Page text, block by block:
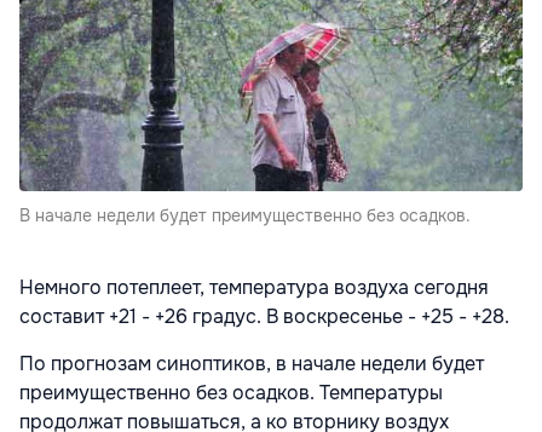
B начале недели будет преимущественно без осадков.
Немного потеплеет, температура воздуха сегодня
составит +21 - +26 градус. В воскресенье - +25 - +28.
По прогнозам синоптиков, в начале недели будет
преимущественно без осадков. Температуры
продолжат повышаться, а ко вторнику воздух